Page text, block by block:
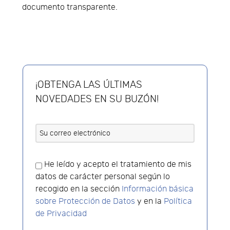
documento transparente.
¡OBTENGA LAS ÚLTIMAS
NOVEDADES EN SU BUZÓN!
He leído y acepto el tratamiento de mis
datos de carácter personal según lo
recogido en la sección Información básica
sobre Protección de Datos y en la Política
de Privacidad